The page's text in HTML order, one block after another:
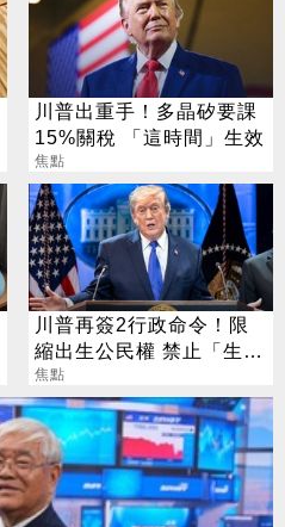
川普出重手！多晶矽要課
15%關稅 「這時間」生效
焦點
川普再簽2行政命令！限
縮出生公民權 禁止「生育
旅遊」
焦點